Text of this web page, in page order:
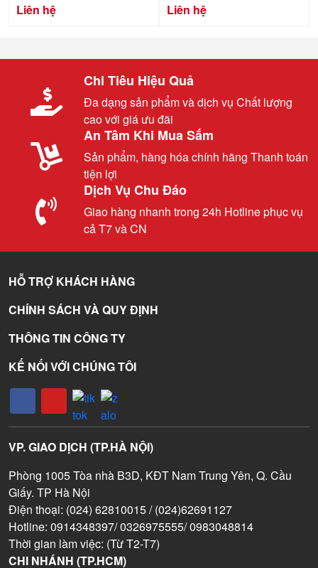
Liên hệ
Liên hệ
Chi Tiêu Hiệu Quả
Đa dạng sản phẩm và dịch vụ Chất lượng
cao với giá ưu đãi
An Tâm Khi Mua Sắm
Sản phẩm, hàng hóa chính hãng Thanh toán
tiện lợi
Dịch Vụ Chu Đáo
Giao hàng nhanh trong 24h Hotline phục vụ
cả T7 và CN
HỖ TRỢ KHÁCH HÀNG
CHÍNH SÁCH VÀ QUY ĐỊNH
THÔNG TIN CÔNG TY
KẾ NỐI VỚI CHÚNG TÔI
VP. GIAO DỊCH (TP.HÀ NỘI)
Phòng 1005 Tòa nhà B3D, KĐT Nam Trung Yên, Q. Cầu
Giấy. TP Hà Nội
Điện thoại: (024) 62810015 / (024)62691127
Hotline: 0914348397/ 0326975555/ 0983048814
Thời gian làm việc: (Từ T2-T7)
CHI NHÁNH (TP.HCM)